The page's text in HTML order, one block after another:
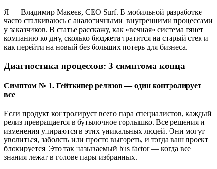
Я — Владимир Макеев, CEO Surf. В мобильной разработке
часто сталкиваюсь с аналогичными внутренними процессами
у заказчиков. В статье расскажу, как «вечная» система тянет
компанию ко дну, сколько бюджета тратится на старый стек и
как перейти на новый без больших потерь для бизнеса.
Диагностика процессов: 3 симптома конца
Симптом № 1. Гейткипер релизов — один контролирует
все
Если продукт контролирует всего пара специалистов, каждый
релиз превращается в бутылочное горлышко. Все решения и
изменения упираются в этих уникальных людей. Они могут
уволиться, заболеть или просто выгореть, и тогда ваш проект
блокируется. Это так называемый bus factor — когда все
знания лежат в голове пары избранных.